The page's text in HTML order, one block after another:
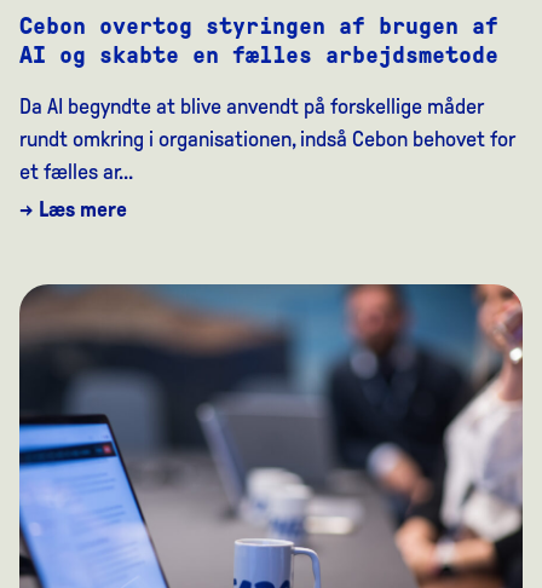
Cebon overtog styringen af brugen af
AI og skabte en fælles arbejdsmetode
Da AI begyndte at blive anvendt på forskellige måder
rundt omkring i organisationen, indså Cebon behovet for
et fælles ar...
→ Læs mere